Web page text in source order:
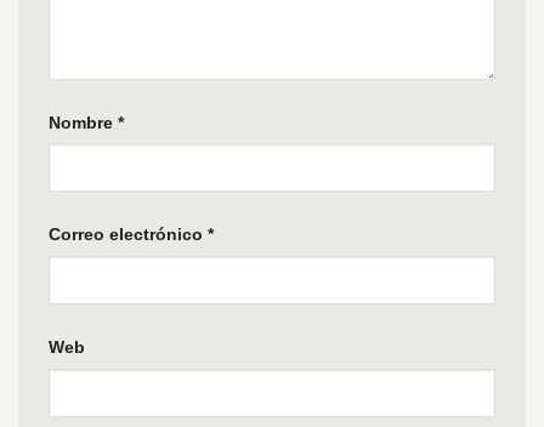
Nombre *
Correo electrónico *
Web